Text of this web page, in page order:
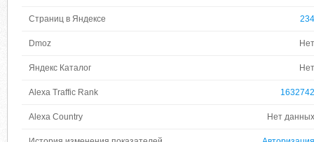
Страниц в Яндексе 234
Dmoz Нет
Яндекс Каталог Нет
Alexa Traffic Rank 1632742
Alexa Country Нет данных